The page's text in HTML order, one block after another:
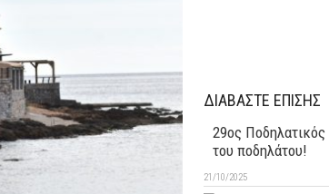
ΔΙΑΒΑΣΤΕ ΕΠΙΣΗΣ
29oς Ποδηλατικός
του ποδηλάτου!
21/10/2025